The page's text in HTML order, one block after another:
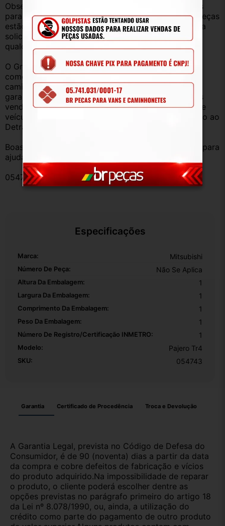
Observação: Considerando que recebemos veículos
para retirada de peças diariamente, nem todas as peças
estão anunciadas, desta forma, fique à vontade para
solicitar qualquer peça, de qualquer veículo, em
qualquer um de nossos anúncios.
O Grupo Br Truck Peças está há 25 anos
comercializando peças para caminhões, vans,
caminhonetes, automóveis e utilitários. Todas com
garantia de procedência e funcionamento. Produtos
vendidos somente com Nota Fiscal e proveniente de
veículo sucata – TODOS devidamente baixados junto ao
Detran.
Boas compras e sempre que precisar estamos aqui para
ajudar!
054743-Ítalo
Especificações
Marca: Mitsubishi
Número De Peça: Não Se Aplica
Altura Da Embalagem: 1
Largura Da Embalagem: 1
Comprimento Da Embalagem: 1
Peso Da Embalagem: 1
Número De Registro/certificação INMETRO: 1
Modelo: Pajero Tr4
SKU: 054743
Garantia Certificado de Procedência Troca e Devolução
A Garantia Legal, prevista no Código de Defesa do
Consumidor, é de 90 (noventa) dias a partir da data
da compra e cobre defeitos de fabricação e vícios
do produto adquirido.Na impossibilidade de reparar
o produto, o cliente poderá escolher dentre as
opções previstas no parágrafo primeiro do artigo 18
da Lei nº 8.078/1990, ou, ainda, a utilização do
crédito como parte do pagamento de outro produto